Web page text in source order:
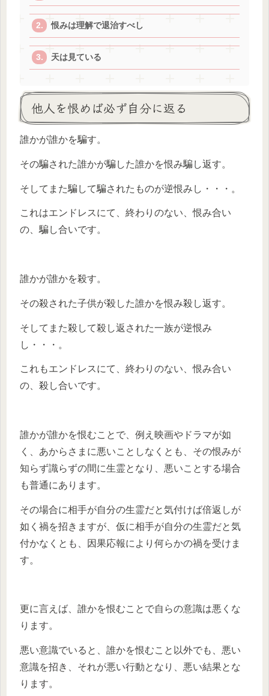
恨みは理解で退治すべし
天は見ている
他人を恨めば必ず自分に返る
誰かが誰かを騙す。
その騙された誰かが騙した誰かを恨み騙し返す。
そしてまた騙して騙されたものが逆恨みし・・・。
これはエンドレスにて、終わりのない、恨み合い
の、騙し合いです。
誰かが誰かを殺す。
その殺された子供が殺した誰かを恨み殺し返す。
そしてまた殺して殺し返された一族が逆恨み
し・・・。
これもエンドレスにて、終わりのない、恨み合い
の、殺し合いです。
誰かが誰かを恨むことで、例え映画やドラマが如
く、あからさまに悪いことしなくとも、その恨みが
知らず識らずの間に生霊となり、悪いことする場合
も普通にあります。
その場合に相手が自分の生霊だと気付けば倍返しが
如く禍を招きますが、仮に相手が自分の生霊だと気
付かなくとも、因果応報により何らかの禍を受けま
す。
更に言えば、誰かを恨むことで自らの意識は悪くな
ります。
悪い意識でいると、誰かを恨むこと以外でも、悪い
意識を招き、それが悪い行動となり、悪い結果とな
ります。